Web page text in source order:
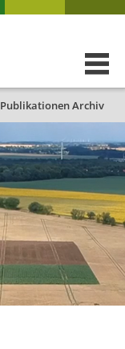
Publikationen Archiv